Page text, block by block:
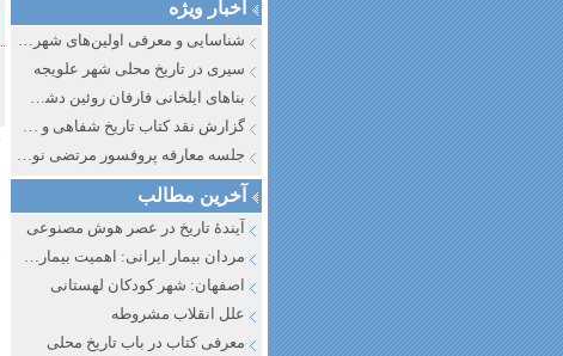
اخبار ویژه
شناسایی و معرفی اولین‌های شهر مشهد
سیری در تاریخ محلی شهر علویجه
بناهای ایلخانی فارفان روئین دشت اصفهان
گزارش نقد کتاب تاریخ شفاهی و جایگاه آن در تاریخ نگاری معاصر ایران ۱۳۸۵-۱۳۵۸
جلسه معارفه پروفسور مرتضی نورائی در دپارتمان شرق‌شناسی دانشگاه صوفیا، بلغارستان
آخرین مطالب
آیندهٔ تاریخ در عصر هوش مصنوعی
مردان بیمار ایرانی: اهمیت بیماری به عنوان عاملی در تفسیر تاریخ سیاسی ایران جدید
اصفهان: شهر کودکان لهستانی
علل انقلاب مشروطه
معرفی کتاب در باب تاریخ محلی